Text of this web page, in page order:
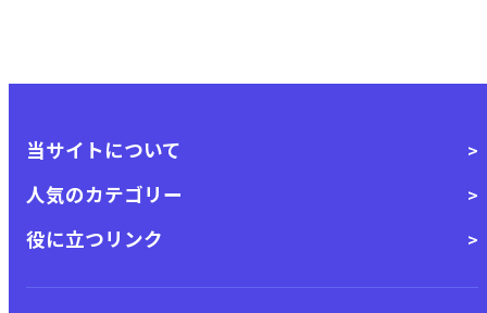
当サイトについて
人気のカテゴリー
役に立つリンク